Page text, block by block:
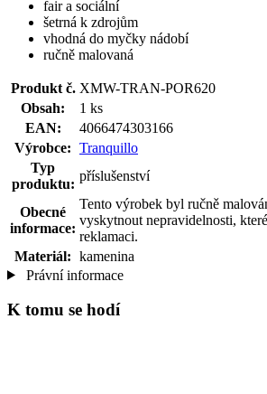
fair a sociální
šetrná k zdrojům
vhodná do myčky nádobí
ručně malovaná
Produkt č. XMW-TRAN-POR620
Obsah:
1 ks
EAN:
4066474303166
Výrobce: Tranquillo
Typ
produktu:
příslušenství
Obecné
informace:
Tento výrobek byl ručně
vyskytnout nepravidelnosti,
reklamaci.
Materiál: kamenina
Právní informace
K tomu se hodí